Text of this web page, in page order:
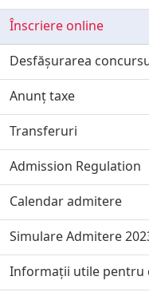
Înscriere online
Desfășurarea
Anunț taxe
Transferuri
Admission Regulation
Calendar admitere
Simulare Admitere
Informații utile pentru